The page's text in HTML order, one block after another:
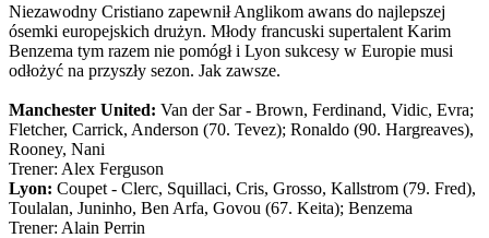
Niezawodny Cristiano zapewnił Anglikom awans do najlepszej
ósemki europejskich drużyn. Młody francuski supertalent Karim
Benzema tym razem nie pomógł i Lyon sukcesy w Europie musi
odłożyć na przyszły sezon. Jak zawsze.
Manchester United: Van der Sar - Brown, Ferdinand, Vidic, Evra;
Fletcher, Carrick, Anderson (70. Tevez); Ronaldo (90. Hargreaves),
Rooney, Nani
Trener: Alex Ferguson
Lyon: Coupet - Clerc, Squillaci, Cris, Grosso, Kallstrom (79. Fred),
Toulalan, Juninho, Ben Arfa, Govou (67. Keita); Benzema
Trener: Alain Perrin